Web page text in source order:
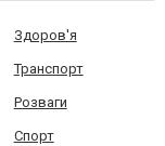
Здоров'я
Транспорт
Розваги
Спорт